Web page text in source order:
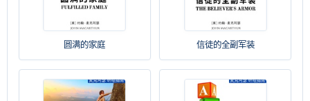
圆满的家庭 信徒的全副军装